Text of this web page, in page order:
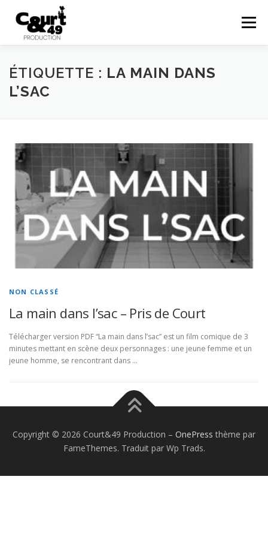
Menu
EN SAVOIR PLUS ACTUALITÉS RÉALISATIONS
CONTACT
ÉTIQUETTE : LA MAIN DANS
L’SAC
NON CLASSÉ
La main dans l’sac – Pris de Court
Télécharger version PDF “La main dans l’sac” est un film comique de 3
minutes mettant en scène deux personnages : une jeune femme et un
jeune homme, se rencontrant dans …
Copyright © 2026 Court&49 Production – OnePress thème par
FameThemes. Traduit par Wp Trads.